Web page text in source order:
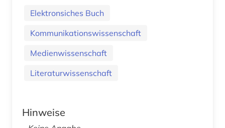
Elektronsiches Buch
Kommunikationswissenschaft
Medienwissenschaft
Literaturwissenschaft
Hinweise